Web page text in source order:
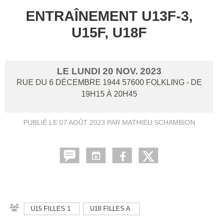
ENTRAÎNEMENT U13F-3,
U15F, U18F
LE LUNDI 20 NOV. 2023
RUE DU 6 DÉCEMBRE 1944 57600 FOLKLING - DE
19H15 À 20H45
PUBLIÉ LE 07 AOÛT 2023 PAR MATHIEU SCHAMBION
U15 FILLES 1 U18 FILLES A